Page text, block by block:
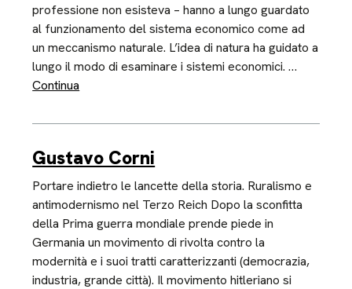
professione non esisteva – hanno a lungo guardato
al funzionamento del sistema economico come ad
un meccanismo naturale. L’idea di natura ha guidato a
lungo il modo di esaminare i sistemi economici. …
Continua
Gustavo Corni
Portare indietro le lancette della storia. Ruralismo e
antimodernismo nel Terzo Reich Dopo la sconfitta
della Prima guerra mondiale prende piede in
Germania un movimento di rivolta contro la
modernità e i suoi tratti caratterizzanti (democrazia,
industria, grande città). Il movimento hitleriano si